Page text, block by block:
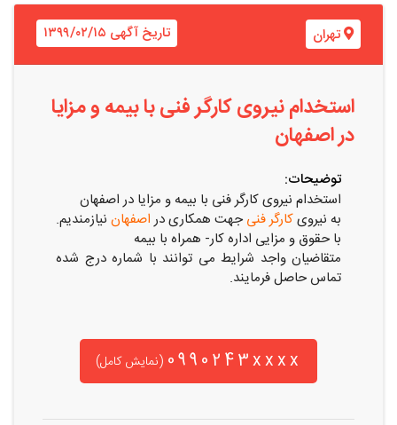
تهران تاریخ آگهی ۱۳۹۹/۰۲/۱۵
استخدام نیروی کارگر فنی با بیمه و مزایا
در اصفهان
توضیحات:
استخدام نیروی کارگر فنی با بیمه و مزایا در اصفهان
به نیرویکارگر فنی جهت همکاری دراصفهان نیازمندیم.
با حقوق و مزایی اداره کار- همراه با بیمه
متقاضیان واجد شرایط می توانند با شماره درج شده
تماس حاصل فرمایند.
0990243xxxx (نمایش کامل)